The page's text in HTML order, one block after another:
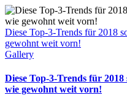
Diese Top-3-Trends für 2018
gewohnt weit vorn!
Gallery
Diese Top-3-Trends für
wie gewohnt weit vorn!